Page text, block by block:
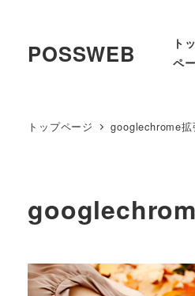
POSSWEB
ト
ペ
トップページ googlechrome拡